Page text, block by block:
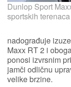
Dunlop Sport
sportskih
nadograđuje
Maxx RT 2 i
ponosi izvrsnim
jamči odličnu
velike brzine.